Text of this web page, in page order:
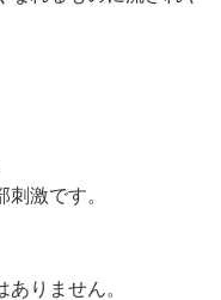
激です。
りません。